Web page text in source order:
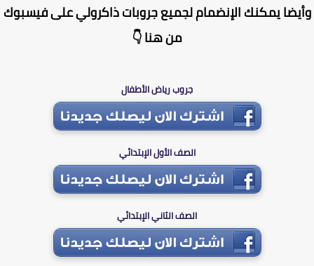
يمكنك الإنضمام لجميع جروبات ذاكرولي على فيسبوك
من هنا 👇
جروب رياض الأطفال
الصف الأول الإبتدائي
الصف الثاني الإبتدائي